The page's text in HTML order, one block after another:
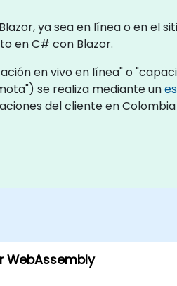
ya sea en línea o en el
en C# con Blazor.
en vivo en línea" o
se realiza mediante un
del cliente en
WebAssembly